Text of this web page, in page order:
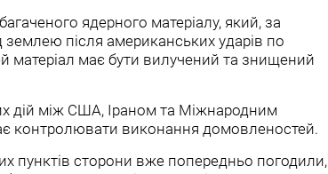
ядерного матеріалу, який, за
після американських ударів по
матеріал має бути вилучений та знищений
дій між США, Іраном та Міжнародним
контролювати виконання домовленостей.
пунктів сторони вже попередньо погодили,